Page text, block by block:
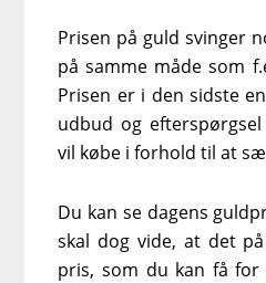
Prisen på guld svinger
på samme måde som
Prisen er i den sidste
udbud og
vil købe i forhold til at
Du kan se dagens
skal dog vide, at det
pris, som du kan få